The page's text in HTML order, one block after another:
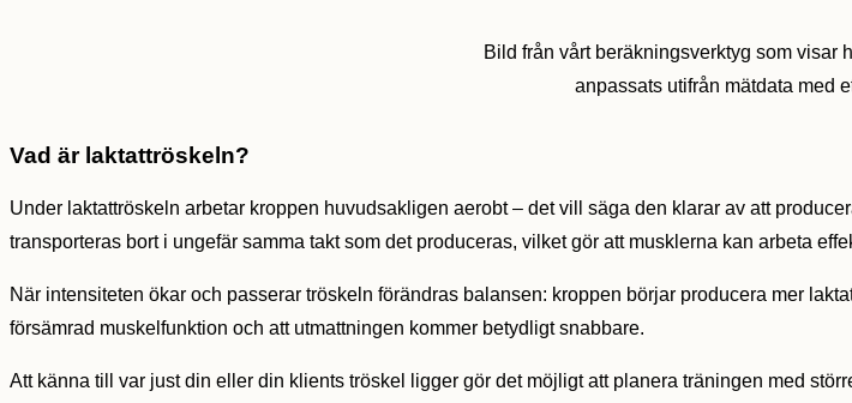
Bild från vårt beräkningsverktyg som visar
anpassats utifrån mätdata med
Vad är laktattröskeln?
Under laktattröskeln arbetar kroppen huvudsakligen aerobt – det vill säga den klarar av att
transporteras bort i ungefär samma takt som det produceras, vilket gör att musklerna kan arbeta
När intensiteten ökar och passerar tröskeln förändras balansen: kroppen börjar producera mer
försämrad muskelfunktion och att utmattningen kommer betydligt snabbare.
Att känna till var just din eller din klients tröskel ligger gör det möjligt att planera träningen med